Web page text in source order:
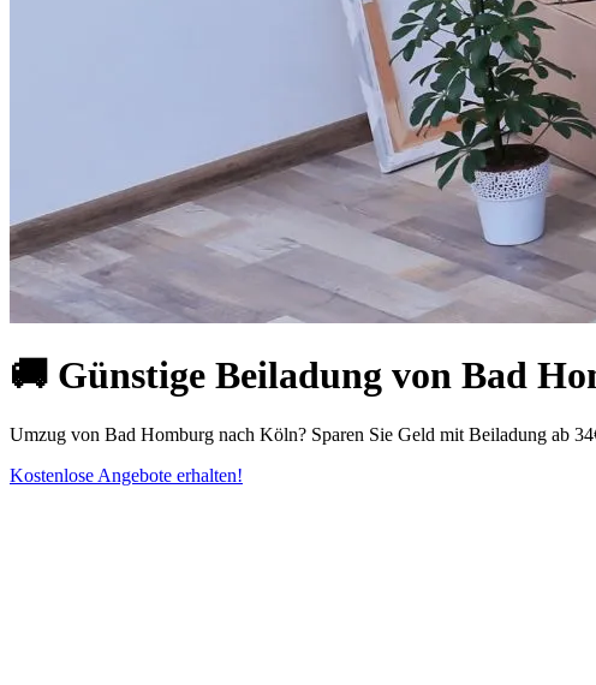
🚚 Günstige Beiladung von Bad
Umzug von Bad Homburg nach Köln? Sparen Sie Geld mit Beiladung ab
Kostenlose Angebote erhalten!